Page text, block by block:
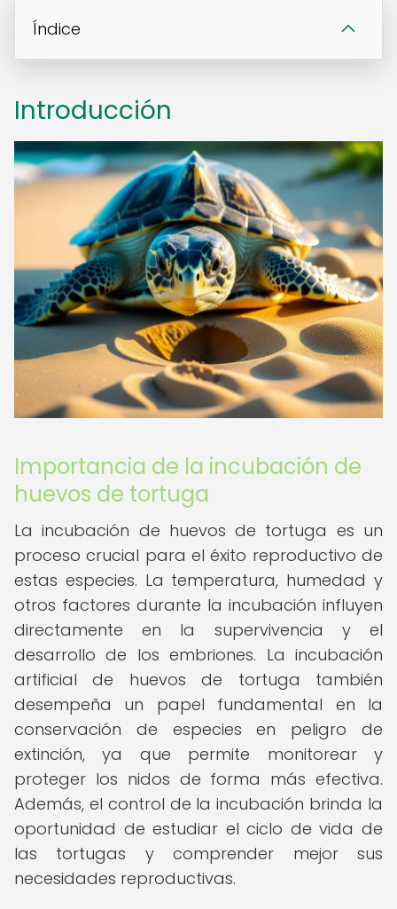
Índice
Introducción
Importancia de la incubación de
huevos de tortuga
La incubación de huevos de tortuga es un
proceso crucial para el éxito reproductivo de
estas especies. La temperatura, humedad y
otros factores durante la incubación influyen
directamente en la supervivencia y el
desarrollo de los embriones. La incubación
artificial de huevos de tortuga también
desempeña un papel fundamental en la
conservación de especies en peligro de
extinción, ya que permite monitorear y
proteger los nidos de forma más efectiva.
Además, el control de la incubación brinda la
oportunidad de estudiar el ciclo de vida de
las tortugas y comprender mejor sus
necesidades reproductivas.